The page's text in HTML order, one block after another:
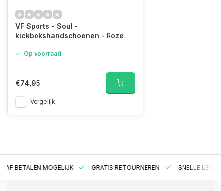
VF Sports - Soul -
kickbokshandschoenen - Roze
Op voorraad
€74,95
Vergelijk
BETALEN MOGELIJK GRATIS RETOURNEREN SNELLE